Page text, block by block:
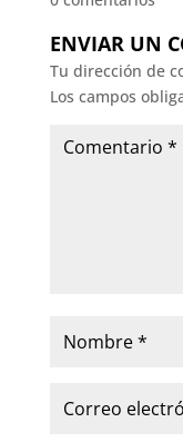
ENVIAR UN
Tu dirección de
Los campos